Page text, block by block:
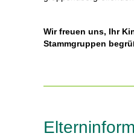
Wir freuen uns, Ihr
Stammgruppen